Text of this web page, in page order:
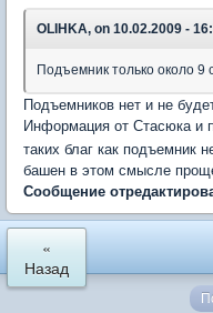
OLIHKA, on 10.02.2009 -
Подъемник только около 9
Подъемников нет и не
Информация от Стасюка и
таких благ как подъемник
башен в этом смысле
Сообщение
«
Назад